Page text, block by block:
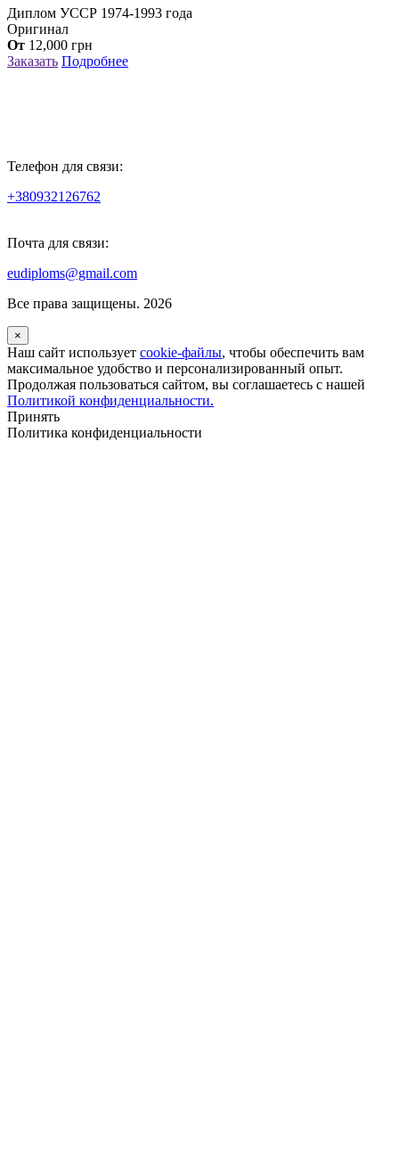
Диплом УССР 1974-1993 года
Оригинал
От 12,000 грн
Заказать Подробнее
Телефон для связи:
+380932126762
Почта для связи:
eudiploms@gmail.com
Все права защищены. 2026
×
Наш сайт использует cookie-файлы, чтобы обеспечить вам
максимальное удобство и персонализированный опыт.
Продолжая пользоваться сайтом, вы соглашаетесь с нашей
Политикой конфиденциальности.
Принять
Политика конфиденциальности